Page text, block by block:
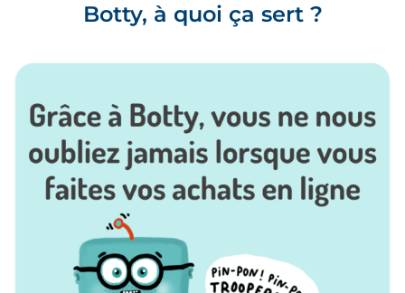
Botty, à quoi ça sert ?